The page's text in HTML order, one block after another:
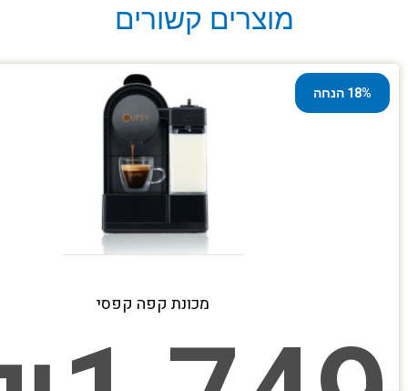
מוצרים קשורים
18% הנחה
מכונת קפה קפסי